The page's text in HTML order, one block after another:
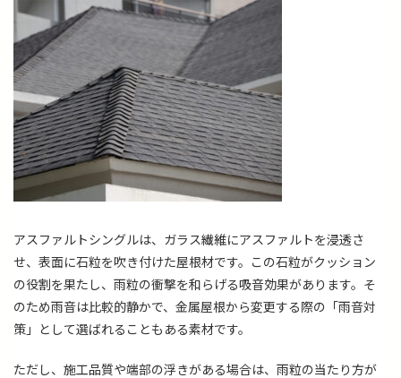
アスファルトシングルは、ガラス繊維にアスファルトを浸透さ
せ、表面に石粒を吹き付けた屋根材です。この石粒がクッション
の役割を果たし、雨粒の衝撃を和らげる吸音効果があります。そ
のため雨音は比較的静かで、金属屋根から変更する際の「雨音対
策」として選ばれることもある素材です。
ただし、施工品質や端部の浮きがある場合は、雨粒の当たり方が